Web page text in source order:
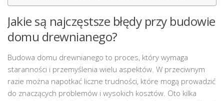
Jakie są najczęstsze błędy przy budowie
domu drewnianego?
Budowa domu drewnianego to proces, który wymaga
staranności i przemyślenia wielu aspektów. W przeciwnym
razie można napotkać liczne trudności, które mogą prowadzić
do znaczących problemów i wysokich kosztów. Oto kilka